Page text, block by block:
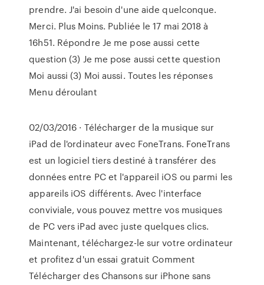
prendre. J'ai besoin d'une aide quelconque.
Merci. Plus Moins. Publiée le 17 mai 2018 à
16h51. Répondre Je me pose aussi cette
question (3) Je me pose aussi cette question
Moi aussi (3) Moi aussi. Toutes les réponses
Menu déroulant
02/03/2016 · Télécharger de la musique sur
iPad de l'ordinateur avec FoneTrans. FoneTrans
est un logiciel tiers destiné à transférer des
données entre PC et l'appareil iOS ou parmi les
appareils iOS différents. Avec l'interface
conviviale, vous pouvez mettre vos musiques
de PC vers iPad avec juste quelques clics.
Maintenant, téléchargez-le sur votre ordinateur
et profitez d'un essai gratuit Comment
Télécharger des Chansons sur iPhone sans